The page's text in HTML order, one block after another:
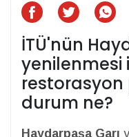
İTÜ'nün
yenilenmesi
restorasyon
durum ne?
Haydarpaşa Garı